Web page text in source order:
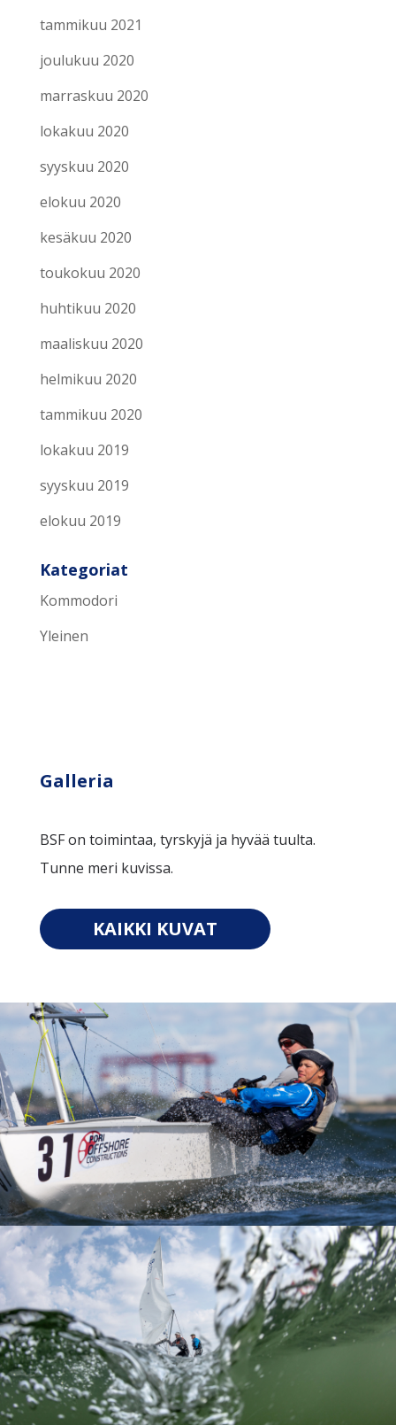
tammikuu 2021
joulukuu 2020
marraskuu 2020
lokakuu 2020
syyskuu 2020
elokuu 2020
kesäkuu 2020
toukokuu 2020
huhtikuu 2020
maaliskuu 2020
helmikuu 2020
tammikuu 2020
lokakuu 2019
syyskuu 2019
elokuu 2019
Kategoriat
Kommodori
Yleinen
Galleria
BSF on toimintaa, tyrskyjä ja hyvää tuulta.
Tunne meri kuvissa.
KAIKKI KUVAT